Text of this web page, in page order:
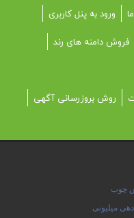
ورود به پنل کاربری
فروش دامنه های رند
روش بروزرسانی آگهی
چوب
میلیونی